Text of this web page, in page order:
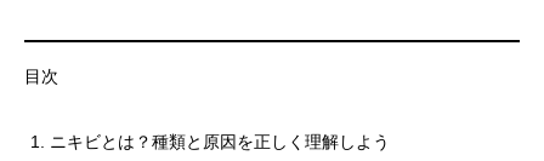
目次
ニキビとは？種類と原因を正しく理解しよう